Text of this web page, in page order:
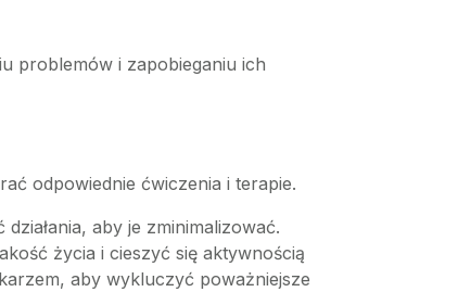
problemów i zapobieganiu ich
odpowiednie ćwiczenia i terapie.
aby je zminimalizować.
życia i cieszyć się aktywnością
aby wykluczyć poważniejsze